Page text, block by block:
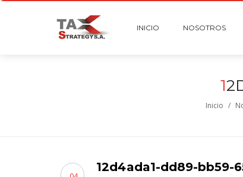
INICIO NOSOTROS
1
Inicio /
12d4ada1-dd89-bb59-